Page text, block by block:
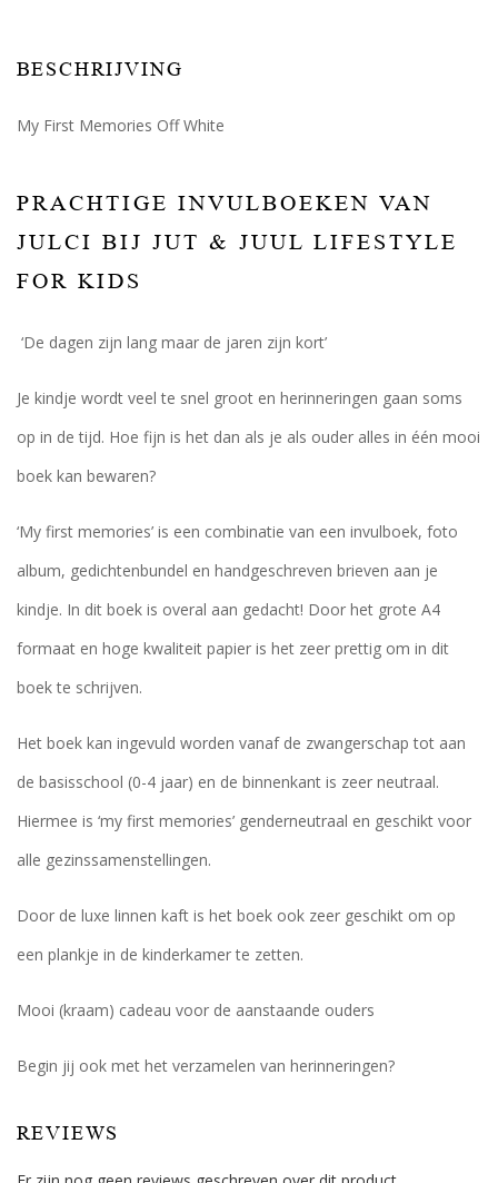
BESCHRIJVING
My First Memories Off White
PRACHTIGE INVULBOEKEN VAN
JULCI BIJ JUT & JUUL LIFESTYLE
FOR KIDS
‘De dagen zijn lang maar de jaren zijn kort’
Je kindje wordt veel te snel groot en herinneringen gaan soms
op in de tijd. Hoe fijn is het dan als je als ouder alles in één mooi
boek kan bewaren?
‘My first memories’ is een combinatie van een invulboek, foto
album, gedichtenbundel en handgeschreven brieven aan je
kindje. In dit boek is overal aan gedacht! Door het grote A4
formaat en hoge kwaliteit papier is het zeer prettig om in dit
boek te schrijven.
Het boek kan ingevuld worden vanaf de zwangerschap tot aan
de basisschool (0-4 jaar) en de binnenkant is zeer neutraal.
Hiermee is ‘my first memories’ genderneutraal en geschikt voor
alle gezinssamenstellingen.
Door de luxe linnen kaft is het boek ook zeer geschikt om op
een plankje in de kinderkamer te zetten.
Mooi (kraam) cadeau voor de aanstaande ouders
Begin jij ook met het verzamelen van herinneringen?
REVIEWS